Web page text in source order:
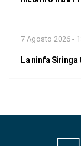
7 Agosto 2026 -
La ninfa Siringa